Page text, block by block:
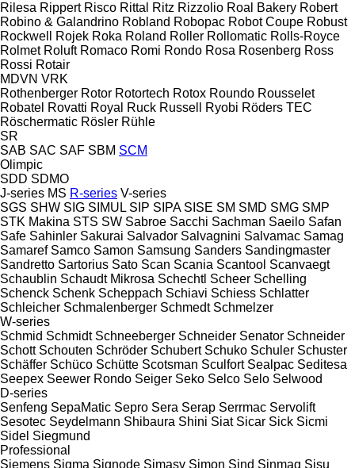
Rilesa Rippert Risco Rittal Ritz Rizzolio Roal Bakery Robert
Robino & Galandrino Robland Robopac Robot Coupe Robust
Rockwell
Rojek Roka Roland Roller Rollomatic Rolls-Royce
Rolmet Roluft Romaco Romi Rondo Rosa Rosenberg Ross
Rossi Rotair
MDVN VRK
Rothenberger Rotor Rotortech Rotox Roundo Rousselet
Robatel Rovatti Royal Ruck Russell Ryobi Röders TEC
Röschermatic Rösler Rühle
SR
SAB SAC SAF SBM SCM
Olimpic
SDD SDMO
J-series MS R-series V-series
SGS SHW SIG SIMUL SIP SIPA SISE SM SMD SMG SMP
STK Makina STS SW Sabroe Sacchi Sachman Saeilo Safan
Safe Sahinler Sakurai Salvador Salvagnini Salvamac Samag
Samaref Samco Samon Samsung Sanders Sandingmaster
Sandretto Sartorius Sato Scan Scania Scantool Scanvaegt
Schaublin Schaudt Mikrosa Schechtl Scheer Schelling
Schenck Schenk Scheppach Schiavi Schiess Schlatter
Schleicher Schmalenberger Schmedt Schmelzer
W-series
Schmid Schmidt Schneeberger Schneider Senator Schneider
Schott Schouten Schröder Schubert Schuko Schuler Schuster
Schäffer Schüco Schütte Scotsman Sculfort Sealpac Seditesa
Seepex Seewer Rondo Seiger Seko Selco Selo Selwood
D-series
Senfeng SepaMatic Sepro Sera Serap Serrmac Servolift
Sesotec Seydelmann Shibaura Shini Siat Sicar Sick Sicmi
Sidel Siegmund
Professional
Siemens Sigma Signode Simasv Simon Sind Sinmag Sisu